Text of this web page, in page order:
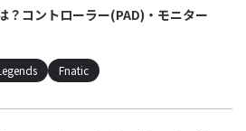
？コントローラー(PAD)・モニター
Fnatic